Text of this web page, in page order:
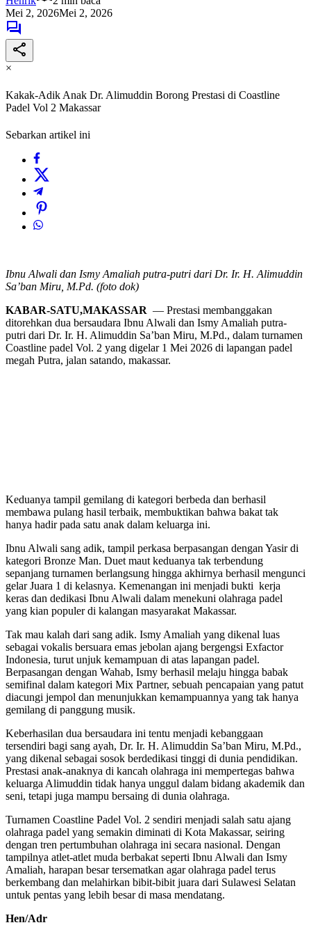
Mei 2, 2026Mei 2, 2026
×
Kakak-Adik Anak Dr. Alimuddin Borong Prestasi di Coastline
Padel Vol 2 Makassar
Sebarkan artikel ini
Ibnu Alwali dan Ismy Amaliah putra-putri dari Dr. Ir. H. Alimuddin
Sa’ban Miru, M.Pd. (foto dok)
KABAR-SATU,MAKASSAR — Prestasi membanggakan
ditorehkan dua bersaudara Ibnu Alwali dan Ismy Amaliah putra-
putri dari Dr. Ir. H. Alimuddin Sa’ban Miru, M.Pd., dalam turnamen
Coastline padel Vol. 2 yang digelar 1 Mei 2026 di lapangan padel
megah Putra, jalan satando, makassar.
Keduanya tampil gemilang di kategori berbeda dan berhasil
membawa pulang hasil terbaik, membuktikan bahwa bakat tak
hanya hadir pada satu anak dalam keluarga ini.
Ibnu Alwali sang adik, tampil perkasa berpasangan dengan Yasir di
kategori Bronze Man. Duet maut keduanya tak terbendung
sepanjang turnamen berlangsung hingga akhirnya berhasil mengunci
gelar Juara 1 di kelasnya. Kemenangan ini menjadi bukti kerja
keras dan dedikasi Ibnu Alwali dalam menekuni olahraga padel
yang kian populer di kalangan masyarakat Makassar.
Tak mau kalah dari sang adik. Ismy Amaliah yang dikenal luas
sebagai vokalis bersuara emas jebolan ajang bergengsi Exfactor
Indonesia, turut unjuk kemampuan di atas lapangan padel.
Berpasangan dengan Wahab, Ismy berhasil melaju hingga babak
semifinal dalam kategori Mix Partner, sebuah pencapaian yang patut
diacungi jempol dan menunjukkan kemampuannya yang tak hanya
gemilang di panggung musik.
Keberhasilan dua bersaudara ini tentu menjadi kebanggaan
tersendiri bagi sang ayah, Dr. Ir. H. Alimuddin Sa’ban Miru, M.Pd.,
yang dikenal sebagai sosok berdedikasi tinggi di dunia pendidikan.
Prestasi anak-anaknya di kancah olahraga ini mempertegas bahwa
keluarga Alimuddin tidak hanya unggul dalam bidang akademik dan
seni, tetapi juga mampu bersaing di dunia olahraga.
Turnamen Coastline Padel Vol. 2 sendiri menjadi salah satu ajang
olahraga padel yang semakin diminati di Kota Makassar, seiring
dengan tren pertumbuhan olahraga ini secara nasional. Dengan
tampilnya atlet-atlet muda berbakat seperti Ibnu Alwali dan Ismy
Amaliah, harapan besar tersematkan agar olahraga padel terus
berkembang dan melahirkan bibit-bibit juara dari Sulawesi Selatan
untuk pentas yang lebih besar di masa mendatang.
Hen/Adr